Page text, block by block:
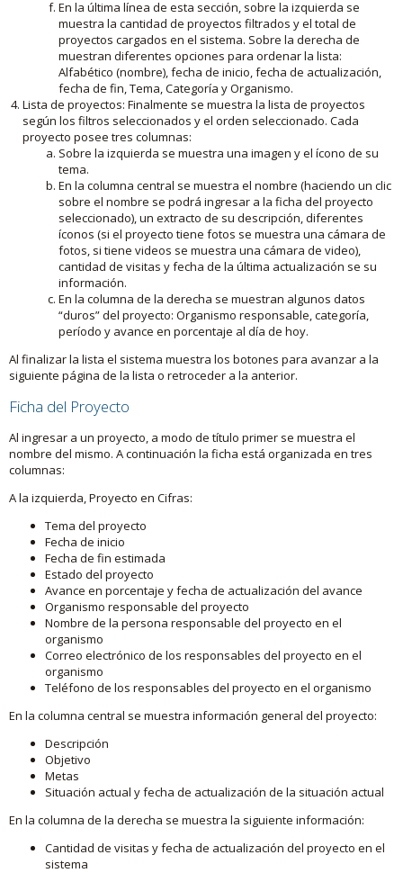
En la última línea de esta sección, sobre la izquierda se
muestra la cantidad de proyectos filtrados y el total de
proyectos cargados en el sistema. Sobre la derecha de
muestran diferentes opciones para ordenar la lista:
Alfabético (nombre), fecha de inicio, fecha de actualización,
fecha de fin, Tema, Categoría y Organismo.
Lista de proyectos: Finalmente se muestra la lista de proyectos
según los filtros seleccionados y el orden seleccionado. Cada
proyecto posee tres columnas:
Sobre la izquierda se muestra una imagen y el ícono de su
tema.
En la columna central se muestra el nombre (haciendo un clic
sobre el nombre se podrá ingresar a la ficha del proyecto
seleccionado), un extracto de su descripción, diferentes
íconos (si el proyecto tiene fotos se muestra una cámara de
fotos, si tiene videos se muestra una cámara de video),
cantidad de visitas y fecha de la última actualización se su
información.
En la columna de la derecha se muestran algunos datos
“duros” del proyecto: Organismo responsable, categoría,
período y avance en porcentaje al día de hoy.
Al finalizar la lista el sistema muestra los botones para avanzar a la
siguiente página de la lista o retroceder a la anterior.
Ficha del Proyecto
Al ingresar a un proyecto, a modo de título primer se muestra el
nombre del mismo. A continuación la ficha está organizada en tres
columnas:
A la izquierda, Proyecto en Cifras:
Tema del proyecto
Fecha de inicio
Fecha de fin estimada
Estado del proyecto
Avance en porcentaje y fecha de actualización del avance
Organismo responsable del proyecto
Nombre de la persona responsable del proyecto en el
organismo
Correo electrónico de los responsables del proyecto en el
organismo
Teléfono de los responsables del proyecto en el organismo
En la columna central se muestra información general del proyecto:
Descripción
Objetivo
Metas
Situación actual y fecha de actualización de la situación actual
En la columna de la derecha se muestra la siguiente información:
Cantidad de visitas y fecha de actualización del proyecto en el
sistema